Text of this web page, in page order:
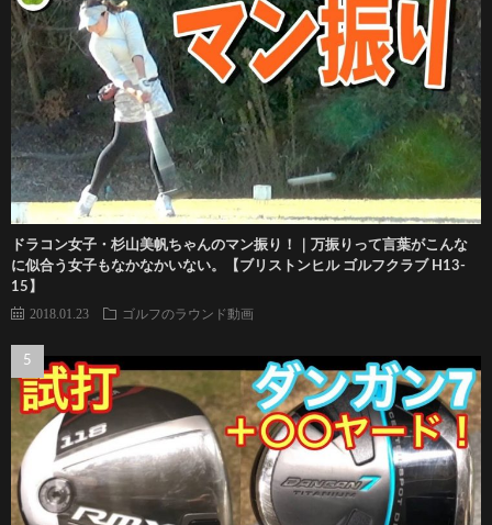
ドラコン女子・杉山美帆ちゃんのマン振り！｜万振りって言葉がこんな
に似合う女子もなかなかいない。【ブリストンヒル ゴルフクラブ H13-
15】
2018.01.23 ゴルフのラウンド動画